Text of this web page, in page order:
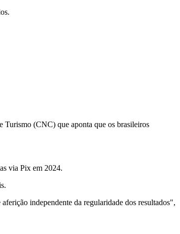
Turismo (CNC) que aponta que os brasileiros
via Pix em 2024.
independente da regularidade dos resultados",